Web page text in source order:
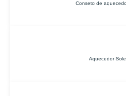
Conseto de
Aquecedor